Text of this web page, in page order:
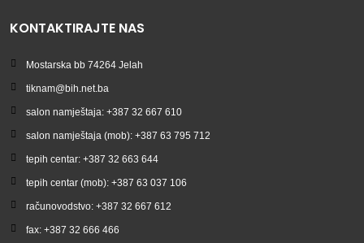
KONTAKTIRAJTE NAS
Mostarska bb 74264 Jelah
tiknam@bih.net.ba
salon namještaja: +387 32 667 610
salon namještaja (mob): +387 63 795 712
tepih centar: +387 32 663 644
tepih centar (mob): +387 63 037 106
računovodstvo: +387 32 667 612
fax: +387 32 666 466